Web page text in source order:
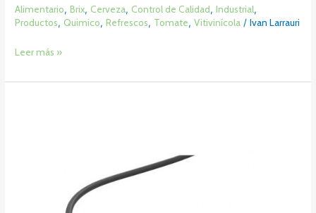
Alimentario,Brix, Cerveza, Control de Calidad,Industrial,
Productos, Quimico,Refrescos, Tomate,Vitivinícola /Ivan Larrauri
Leer más »